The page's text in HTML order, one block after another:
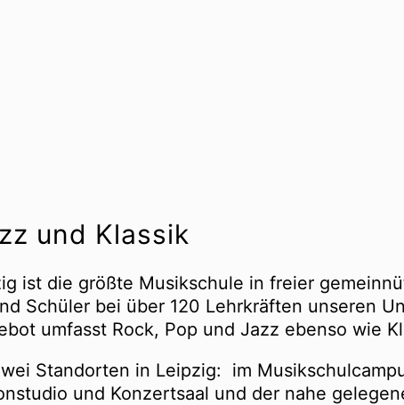
und Klassik
ist die größte Musikschule in freier
Schüler bei über 120 Lehrkräften unseren
umfasst Rock, Pop und Jazz ebenso wie
Standorten in Leipzig: im
und Konzertsaal und der nahe